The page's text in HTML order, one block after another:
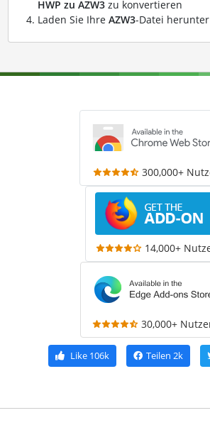
HWP zu AZW3zu konvertieren
Laden Sie Ihre AZW3-Datei herunter
300,000+
14,000+
30,000+
Like 106k Teilen 2k